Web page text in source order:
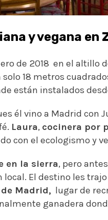
y vegana en
de 2018 en el altillo
18 metros
están instalados
él vino a Madrid con
Laura, cocinera por
con el ecologismo y
en la sierra, pero
El destino les
Madrid, lugar de
ganadera